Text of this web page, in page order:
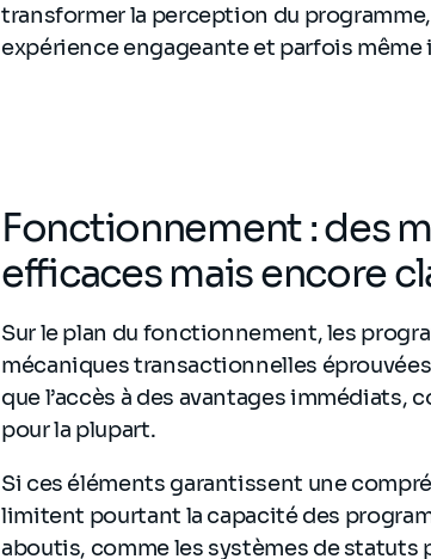
transformer la perception du
expérience engageante et parfois
Fonctionnement : des
efficaces mais encore
Sur le plan du fonctionnement, les
mécaniques transactionnelles
que l’accès à des avantages
pour la plupart.
Si ces éléments garantissent une
limitent pourtant la capacité des
aboutis, comme les systèmes de